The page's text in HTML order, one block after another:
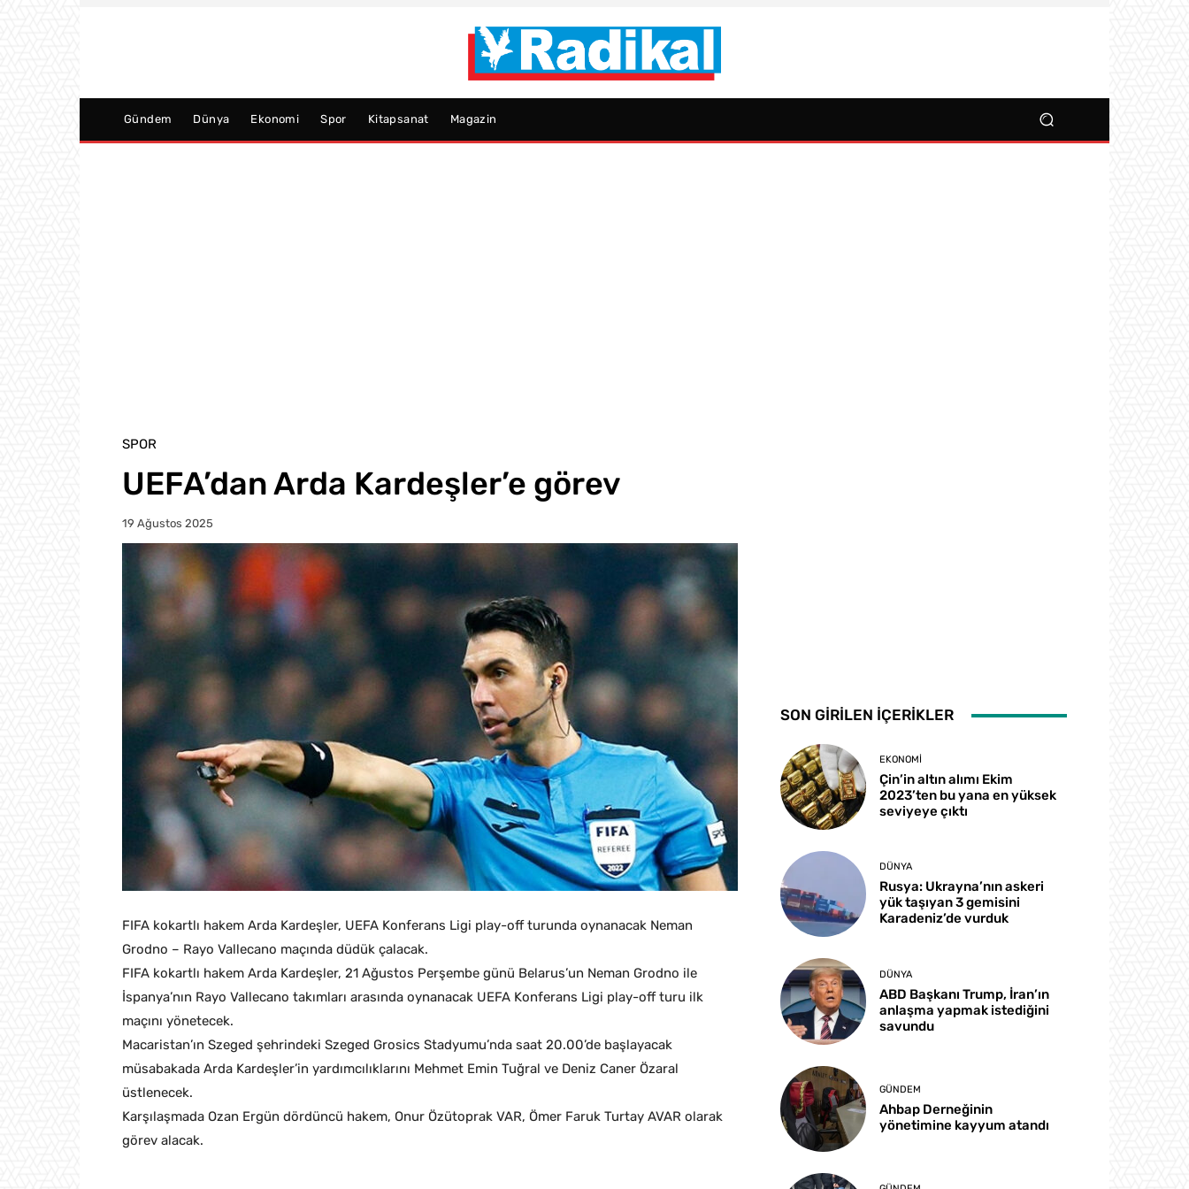
Gündem Dünya Ekonomi Spor Kitapsanat Magazin
SPOR
UEFA’dan Arda Kardeşler’e görev
19 Ağustos 2025
FIFA kokartlı hakem Arda Kardeşler, UEFA Konferans Ligi play-off turunda oynanacak Neman
Grodno – Rayo Vallecano maçında düdük çalacak.
FIFA kokartlı hakem Arda Kardeşler, 21 Ağustos Perşembe günü Belarus’un Neman Grodno ile
İspanya’nın Rayo Vallecano takımları arasında oynanacak UEFA Konferans Ligi play-off turu ilk
maçını yönetecek.
Macaristan’ın Szeged şehrindeki Szeged Grosics Stadyumu’nda saat 20.00’de başlayacak
müsabakada Arda Kardeşler’in yardımcılıklarını Mehmet Emin Tuğral ve Deniz Caner Özaral
üstlenecek.
Karşılaşmada Ozan Ergün dördüncü hakem, Onur Özütoprak VAR, Ömer Faruk Turtay AVAR olarak
görev alacak.
SON GİRİLEN İÇERİKLER
EKONOMI
Çin’in altın alımı Ekim
2023’ten bu yana en yüksek
seviyeye çıktı
DÜNYA
Rusya: Ukrayna’nın askeri
yük taşıyan 3 gemisini
Karadeniz’de vurduk
DÜNYA
ABD Başkanı Trump, İran’ın
anlaşma yapmak istediğini
savundu
GÜNDEM
Ahbap Derneğinin
yönetimine kayyum atandı